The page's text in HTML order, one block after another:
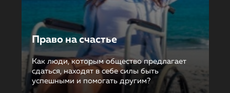
Право на счастье
Как люди, которым общество предлагает
сдаться, находят в себе силы быть
успешными и помогать другим?